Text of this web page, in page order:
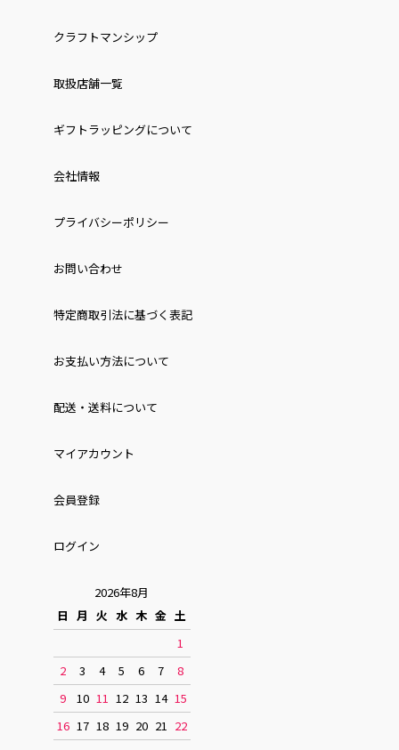
クラフトマンシップ
取扱店舗一覧
ギフトラッピングについて
会社情報
プライバシーポリシー
お問い合わせ
特定商取引法に基づく表記
お⽀払い⽅法について
配送・送料について
マイアカウント
会員登録
ログイン
2026年8月
日 月 火 水 木 金 土
1
2
3 4 5 6 7
8
9
10 11 12 13 14 15
16 17 18 19 20 21 22